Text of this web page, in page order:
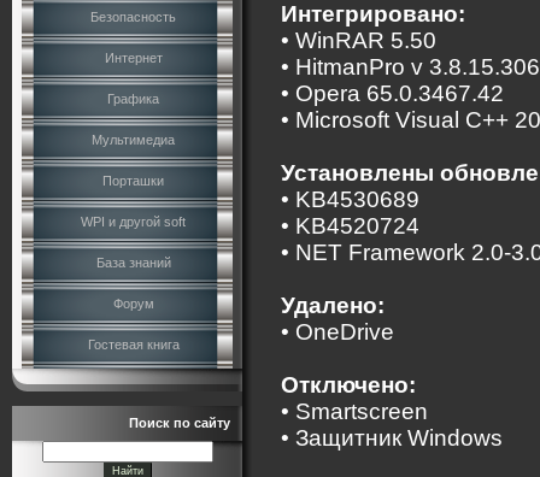
Безопасность
Интернет
Графика
Мультимедиа
Порташки
WPI и другой soft
База знаний
Форум
Гостевая книга
Поиск по сайту
Интегрировано:
• WinRAR 5.50
• HitmanPro v 3.8.15.306
• Opera 65.0.3467.42
• Microsoft Visual C++
Установлены
• KB4530689
• KB4520724
• NET Framework 2.0-
Удалено:
• OneDrive
Отключено:
• Smartscreen
• Защитник Windows